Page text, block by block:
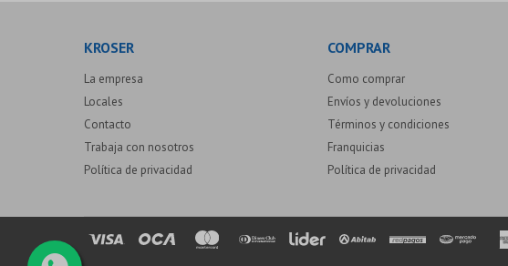
KROSER
La empresa
Locales
Contacto
Trabaja con nosotros
Política de privacidad
COMPRAR
Como comprar
Envíos y devoluciones
Términos y condiciones
Franquicias
Política de privacidad